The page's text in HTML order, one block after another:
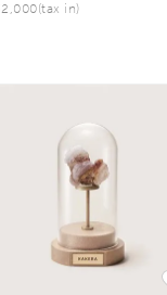
in)